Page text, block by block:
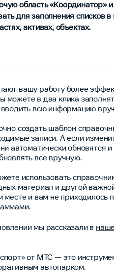
область «Координатор»
для заполнения
активах, объектах.
вашу работу более
можете в два клика
вводить всю информацию
создать шаблон
записи. А если
автоматически
все вручную.
использовать
материал и другой
месте и вам не
мы рассказали в
от МТС — это
автопарком.